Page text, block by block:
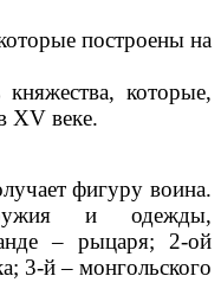
построены на
которые,
XV веке.
фигуру воина.
и одежды,
– рыцаря; 2-ой
3-й – монгольского